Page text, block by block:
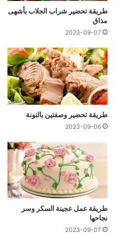
طريقة تحضير شراب الجلاب بأشهى
مذاق
2023-09-07
طريقة تحضير وصفتين بالتونة
2023-09-06
طريقة عمل عجينة السكر وسر
نجاحها
2023-09-07